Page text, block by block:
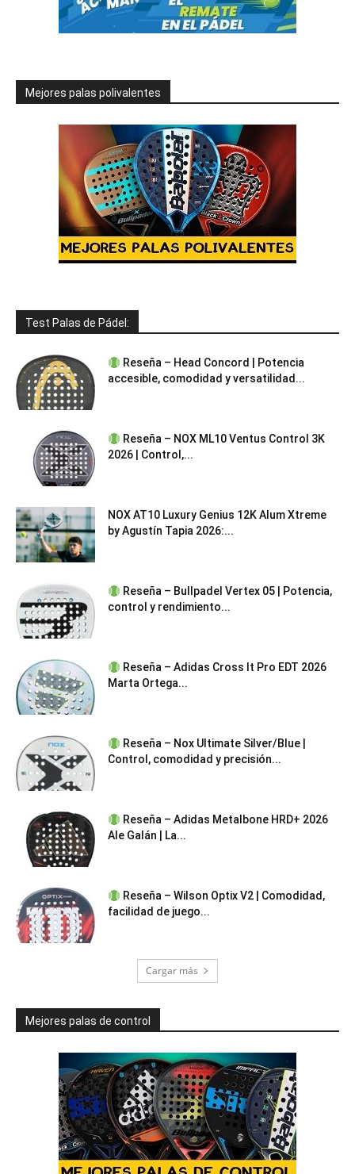
Mejores palas polivalentes
Test Palas de Pádel:
Reseña – Head Concord | Potencia
accesible, comodidad y versatilidad...
Reseña – NOX ML10 Ventus Control 3K
2026 | Control,...
NOX AT10 Luxury Genius 12K Alum Xtreme
by Agustín Tapia 2026:...
Reseña – Bullpadel Vertex 05 | Potencia,
control y rendimiento...
Reseña – Adidas Cross It Pro EDT 2026
Marta Ortega...
Reseña – Nox Ultimate Silver/Blue |
Control, comodidad y precisión...
Reseña – Adidas Metalbone HRD+ 2026
Ale Galán | La...
Reseña – Wilson Optix V2 | Comodidad,
facilidad de juego...
Cargar más
Mejores palas de control